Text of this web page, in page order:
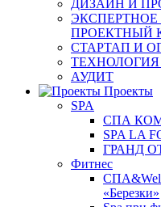
ДИЗАЙН И
ПРОЕКТНЫЙ
СТАРТАП И
ТЕХНОЛОГИЯ
АУДИТ
Проекты
SPA
СПА
SPA LA
ГРАНД
Фитнес
«Березки»